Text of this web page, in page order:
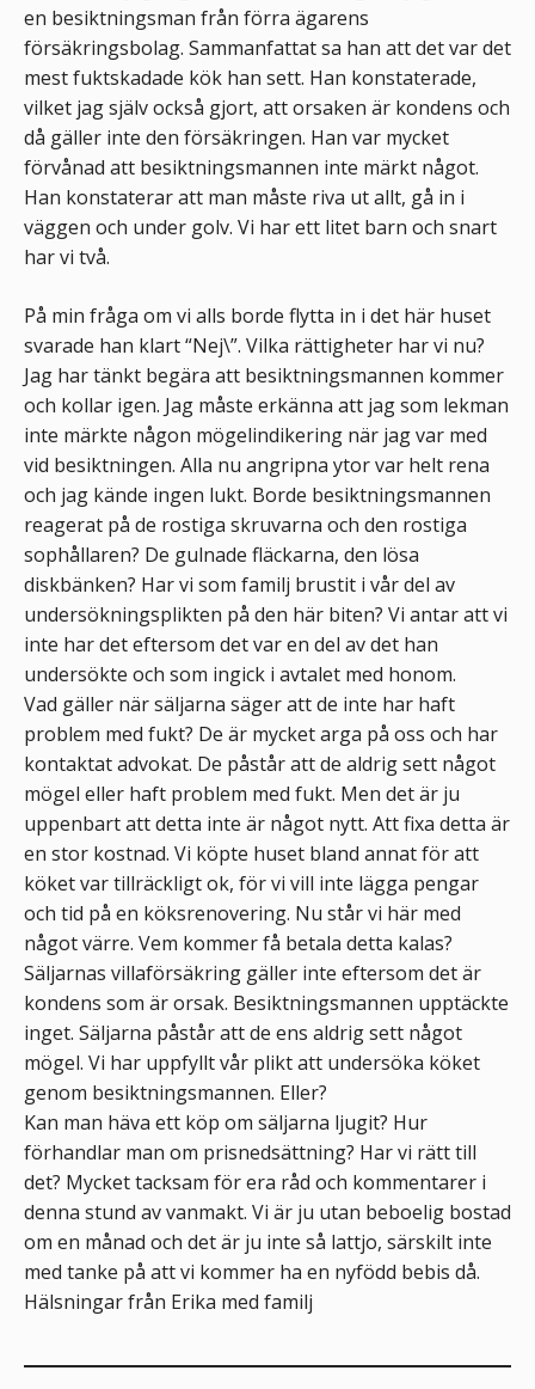
en besiktningsman från förra ägarens
försäkringsbolag. Sammanfattat sa han att det var det
mest fuktskadade kök han sett. Han konstaterade,
vilket jag själv också gjort, att orsaken är kondens och
då gäller inte den försäkringen. Han var mycket
förvånad att besiktningsmannen inte märkt något.
Han konstaterar att man måste riva ut allt, gå in i
väggen och under golv. Vi har ett litet barn och snart
har vi två.
På min fråga om vi alls borde flytta in i det här huset
svarade han klart “Nej\”. Vilka rättigheter har vi nu?
Jag har tänkt begära att besiktningsmannen kommer
och kollar igen. Jag måste erkänna att jag som lekman
inte märkte någon mögelindikering när jag var med
vid besiktningen. Alla nu angripna ytor var helt rena
och jag kände ingen lukt. Borde besiktningsmannen
reagerat på de rostiga skruvarna och den rostiga
sophållaren? De gulnade fläckarna, den lösa
diskbänken? Har vi som familj brustit i vår del av
undersökningsplikten på den här biten? Vi antar att vi
inte har det eftersom det var en del av det han
undersökte och som ingick i avtalet med honom.
Vad gäller när säljarna säger att de inte har haft
problem med fukt? De är mycket arga på oss och har
kontaktat advokat. De påstår att de aldrig sett något
mögel eller haft problem med fukt. Men det är ju
uppenbart att detta inte är något nytt. Att fixa detta är
en stor kostnad. Vi köpte huset bland annat för att
köket var tillräckligt ok, för vi vill inte lägga pengar
och tid på en köksrenovering. Nu står vi här med
något värre. Vem kommer få betala detta kalas?
Säljarnas villaförsäkring gäller inte eftersom det är
kondens som är orsak. Besiktningsmannen upptäckte
inget. Säljarna påstår att de ens aldrig sett något
mögel. Vi har uppfyllt vår plikt att undersöka köket
genom besiktningsmannen. Eller?
Kan man häva ett köp om säljarna ljugit? Hur
förhandlar man om prisnedsättning? Har vi rätt till
det? Mycket tacksam för era råd och kommentarer i
denna stund av vanmakt. Vi är ju utan beboelig bostad
om en månad och det är ju inte så lattjo, särskilt inte
med tanke på att vi kommer ha en nyfödd bebis då.
Hälsningar från Erika med familj